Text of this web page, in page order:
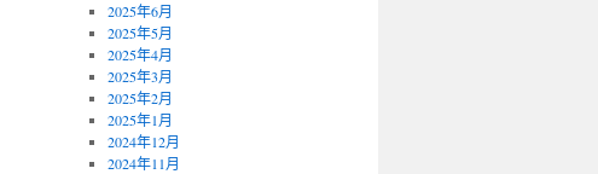
2025年6月
2025年5月
2025年4月
2025年3月
2025年2月
2025年1月
2024年12月
2024年11月